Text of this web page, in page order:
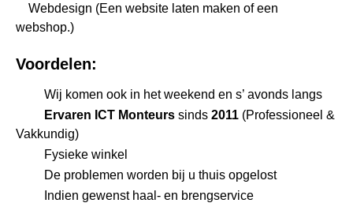
Webdesign (Een website laten maken of een
webshop.)
Voordelen:
Wij komen ook in het weekend en s’ avonds langs
Ervaren ICT Monteurs sinds 2011 (Professioneel &
Vakkundig)
Fysieke winkel
De problemen worden bij u thuis opgelost
Indien gewenst haal- en brengservice